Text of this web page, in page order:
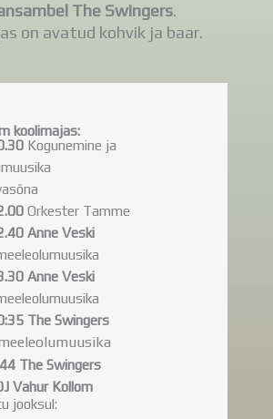
The Swingers.
on avatud kohvik ja baar.
koolimajas:
Kogunemine ja
Orkester Tamme
Anne Veski
Anne Veski
The Swingers
The Swingers
Vahur Kollom
jooksul: